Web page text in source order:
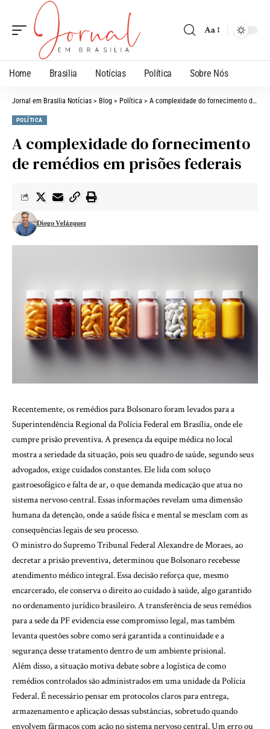
Aa
Home Brasilia Notícias Política Sobre Nós
Jornal em Brasilia Notícias > Blog > Política > A complexidade do fornecimento de remédios em prisões federais
POLÍTICA
A complexidade do fornecimento
de remédios em prisões federais
Diego Velázquez
Recentemente, os remédios para Bolsonaro foram levados para a
Superintendência Regional da Polícia Federal em Brasília, onde ele
cumpre prisão preventiva. A presença da equipe médica no local
mostra a seriedade da situação, pois seu quadro de saúde, segundo seus
advogados, exige cuidados constantes. Ele lida com soluço
gastroesofágico e falta de ar, o que demanda medicação que atua no
sistema nervoso central. Essas informações revelam uma dimensão
humana da detenção, onde a saúde física e mental se mesclam com as
consequências legais de seu processo.
O ministro do Supremo Tribunal Federal Alexandre de Moraes, ao
decretar a prisão preventiva, determinou que Bolsonaro recebesse
atendimento médico integral. Essa decisão reforça que, mesmo
encarcerado, ele conserva o direito ao cuidado à saúde, algo garantido
no ordenamento jurídico brasileiro. A transferência de seus remédios
para a sede da PF evidencia esse compromisso legal, mas também
levanta questões sobre como será garantida a continuidade e a
segurança desse tratamento dentro de um ambiente prisional.
Além disso, a situação motiva debate sobre a logística de como
remédios controlados são administrados em uma unidade da Polícia
Federal. É necessário pensar em protocolos claros para entrega,
armazenamento e aplicação dessas substâncias, sobretudo quando
envolvem fármacos com ação no sistema nervoso central. Um erro ou